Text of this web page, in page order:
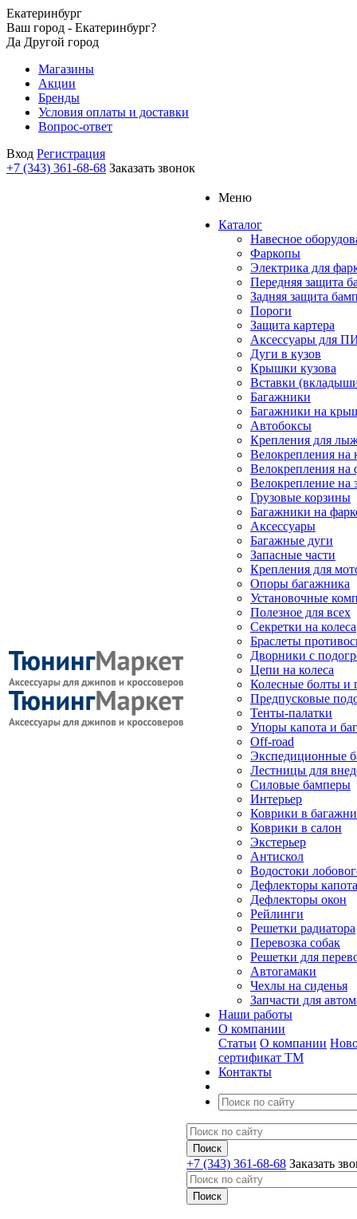
Екатеринбург
Ваш город - Екатеринбург?
Да Другой город
Магазины
Акции
Бренды
Условия оплаты и доставки
Вопрос-ответ
Вход Регистрация
+7 (343) 361-68-68 Заказать звонок
Меню
Каталог
Навесное
Фаркопы
Электрика для
Передняя защита
Задняя защита
Пороги
Защита картера
Аксессуары для
Дуги в кузов
Крышки кузова
Вставки
Багажники
Багажники на
Автобоксы
Крепления для
Велокрепления
Велокрепления на
Велокрепление на
Грузовые корзины
Багажники на
Аксессуары
Багажные дуги
Запасные части
Крепления для
Опоры багажника
Установочные
Полезное для всех
Секретки на колеса
Браслеты
Дворники с
Цепи на колеса
Колесные болты и
Предпусковые
Тенты-палатки
Упоры капота и
Off-road
Экспедиционные
Лестницы для
Силовые бамперы
Интерьер
Коврики в
Коврики в салон
Экстерьер
Антискол
Водостоки
Дефлекторы капота
Дефлекторы окон
Рейлинги
Решетки радиатора
Перевозка собак
Решетки для
Автогамаки
Чехлы на сиденья
Запчасти для
Наши работы
О компании
Статьи О компании
сертификат ТМ
Контакты
+7 (343) 361-68-68 Заказать